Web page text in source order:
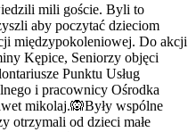
mili goście. Byli to
aby poczytać dzieciom
międzypokoleniowej. Do akcji
Kępice, Seniorzy objęci
Punktu Usług
i pracownicy Ośrodka
mikolaj.🙉Były wspólne
otrzymali od dzieci małe